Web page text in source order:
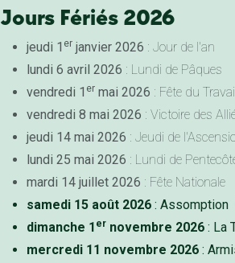
Jours Fériés 2026
jeudi 1 erjanvier 2026 : Jour de l'an
lundi 6 avril 2026 : Lundi de Pâques
vendredi 1 ermai 2026 : Fête du
vendredi 8 mai 2026 : Victoire des
jeudi 14 mai 2026 : Jeudi de
lundi 25 mai 2026 : Lundi de
mardi 14 juillet 2026 : Fête Nationale
samedi 15 août 2026: Assomption
dimanche 1 ernovembre 2026: La
mercredi 11 novembre 2026: